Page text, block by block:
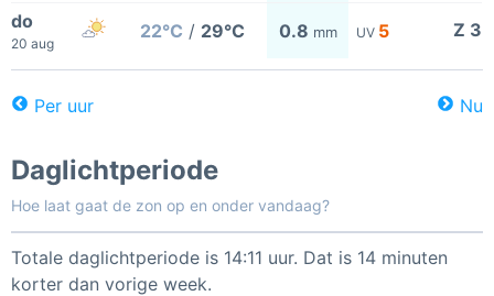
do
20 aug
22°C / 29°C 0.8 mm UV 5 Z 3
Per uur Nu
Daglichtperiode
Hoe laat gaat de zon op en onder vandaag?
Totale daglichtperiode is 14:11 uur. Dat is 14 minuten
korter dan vorige week.